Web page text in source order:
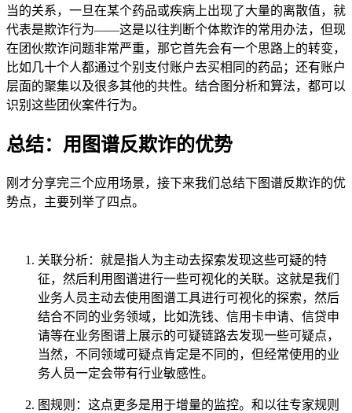
当的关系，一旦在某个药品或疾病上出现了大量的离散值，就
代表是欺诈行为——这是以往判断个体欺诈的常用办法，但现
在团伙欺诈问题非常严重，那它首先会有一个思路上的转变，
比如几十个人都通过个别支付账户去买相同的药品；还有账户
层面的聚集以及很多其他的共性。结合图分析和算法，都可以
识别这些团伙案件行为。
总结：用图谱反欺诈的优势
刚才分享完三个应用场景，接下来我们总结下图谱反欺诈的优
势点，主要列举了四点。
关联分析：就是指人为主动去探索发现这些可疑的特
征，然后利用图谱进行一些可视化的关联。这就是我们
业务人员主动去使用图谱工具进行可视化的探索，然后
结合不同的业务领域，比如洗钱、信用卡申请、信贷申
请等在业务图谱上展示的可疑链路去发现一些可疑点，
当然，不同领域可疑点肯定是不同的，但经常使用的业
务人员一定会带有行业敏感性。
图规则：这点更多是用于增量的监控。和以往专家规则